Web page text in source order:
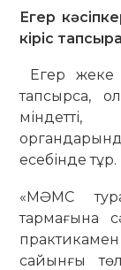
Егер
кіріс
Егер жеке
тапсырса,
міндетті,
есебінде тұр.
«МӘМС
тармағына
сайынғы